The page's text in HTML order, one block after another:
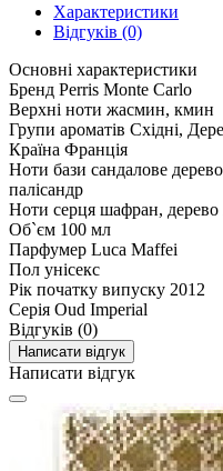
Характеристики
Відгуків (0)
Основні характеристики
Бренд Perris Monte Carlo
Верхні ноти жасмин, кмин
Групи ароматів Східні,
Країна Франція
Ноти бази сандалове
палісандр
Ноти серця шафран, дерево
Об`єм 100 мл
Парфумер Luca Maffei
Пол унісекс
Рік початку випуску 2012
Серія Oud Imperial
Відгуків (0)
Написати відгук
Написати відгук